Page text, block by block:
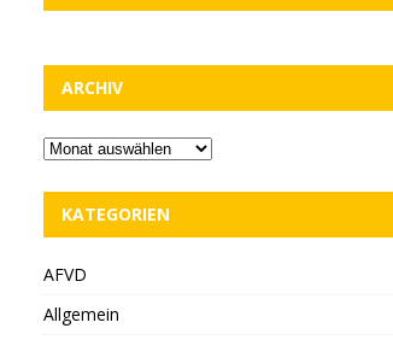
ARCHIV
KATEGORIEN
AFVD
Allgemein